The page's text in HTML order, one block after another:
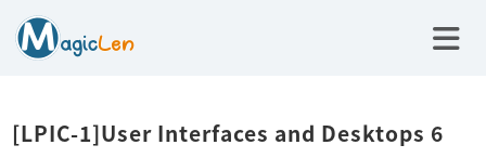
[LPIC-1]User Interfaces and Desktops 6